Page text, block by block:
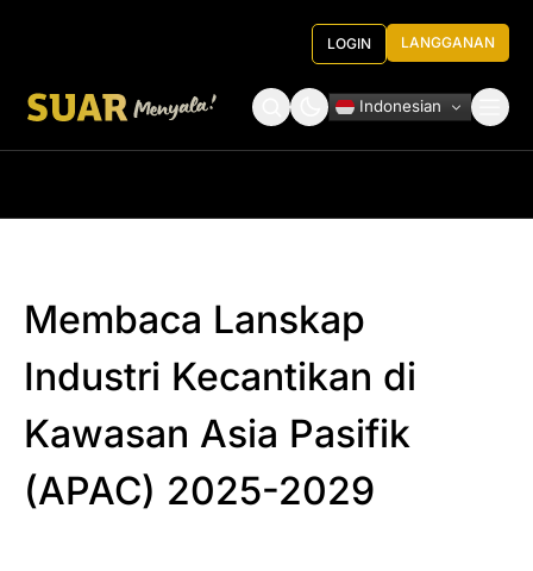
LOGIN LANGGANAN
Indonesian
Membaca Lanskap
Industri Kecantikan di
Kawasan Asia Pasifik
(APAC) 2025-2029